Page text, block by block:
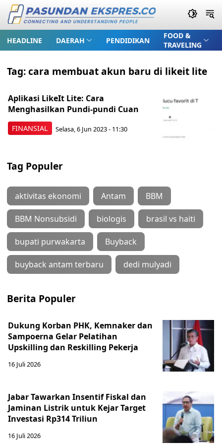
HEADLINE DAERAH PENDIDIKAN
FOOD &
TRAVELING
Tag:cara membuat akun baru di likeit lite
FINANSIAL
Aplikasi LikeIt Lite: Cara
Menghasilkan Pundi-pundi Cuan
Selasa, 6 Jun 2023 - 11:30
Tag Populer
aktivitas ekonomi Antam BBM
BBM Nonsubsidi biologis brasil vs haiti
bupati purwakarta Buyback
buyback antam terbaru dedi mulyadi
Berita Populer
Dukung Korban PHK, Kemnaker dan
Sampoerna Gelar Pelatihan
Upskilling dan Reskilling Pekerja
16 Juli 2026
Jabar Tawarkan Insentif Fiskal dan
Jaminan Listrik untuk Kejar Target
Investasi Rp314 Triliun
16 Juli 2026